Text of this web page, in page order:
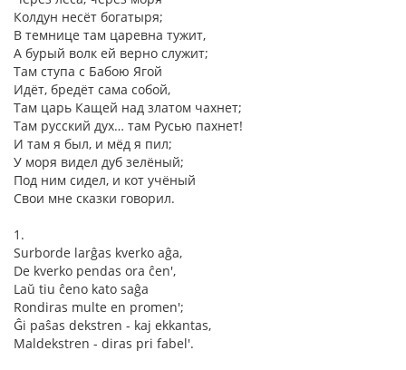
Колдун несёт богатыря;
В темнице там царевна тужит,
А бурый волк ей верно служит;
Там ступа с Бабою Ягой
Идёт, бредёт сама собой,
Там царь Кащей над златом чахнет;
Там русский дух… там Русью пахнет!
И там я был, и мёд я пил;
У моря видел дуб зелёный;
Под ним сидел, и кот учёный
Свои мне сказки говорил.
1.
Surborde larĝas kverko aĝa,
De kverko pendas ora ĉen',
Laŭ tiu ĉeno kato saĝa
Rondiras multe en promen';
Ĝi paŝas dekstren - kaj ekkantas,
Maldekstren - diras pri fabel'.